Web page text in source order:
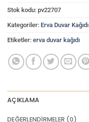
Stok kodu: pv22707
Kategoriler: Erva Duvar Kağıdı
Etiketler: erva duvar kağıdı
AÇIKLAMA
DEĞERLENDIRMELER (0)